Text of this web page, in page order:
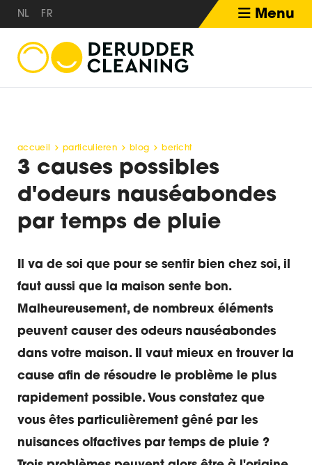
NL FR Menu
accueil particulieren blog bericht
3 causes possibles
d'odeurs nauséabondes
par temps de pluie
Il va de soi que pour se sentir bien chez soi, il
faut aussi que la maison sente bon.
Malheureusement, de nombreux éléments
peuvent causer des odeurs nauséabondes
dans votre maison. Il vaut mieux en trouver la
cause afin de résoudre le problème le plus
rapidement possible. Vous constatez que
vous êtes particulièrement gêné par les
nuisances olfactives par temps de pluie ?